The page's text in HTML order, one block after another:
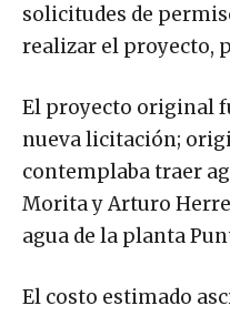
solicitudes de
realizar el proyecto,
El proyecto original
nueva licitación;
contemplaba traer
Morita y Arturo
agua de la planta
El costo estimado